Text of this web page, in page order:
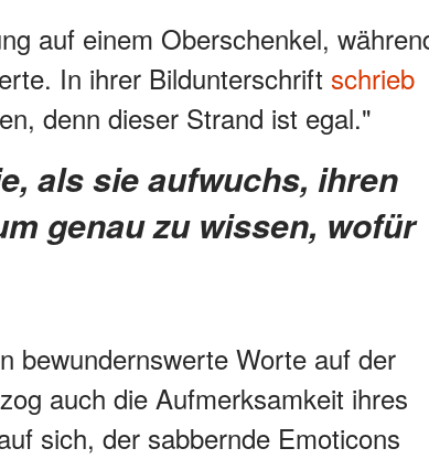
auf einem Oberschenkel,
In ihrer Bildunterschrift schrieb
denn dieser Strand ist egal."
genau zu wissen, wofür
bewundernswerte Worte auf der
auch die Aufmerksamkeit ihres
sich, der sabbernde Emoticons